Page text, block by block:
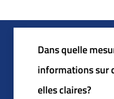
Dans quelle
informations sur
elles claires?